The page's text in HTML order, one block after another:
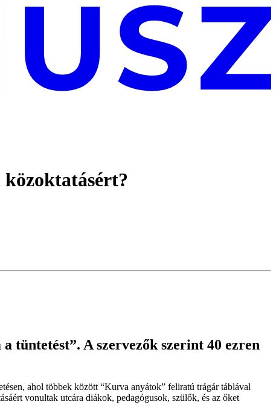
tüntetést”. A szervezők szerint 40 ezren
ahol többek között “Kurva anyátok” feliratú trágár táblával
vonultak utcára diákok, pedagógusok, szülők, és az őket